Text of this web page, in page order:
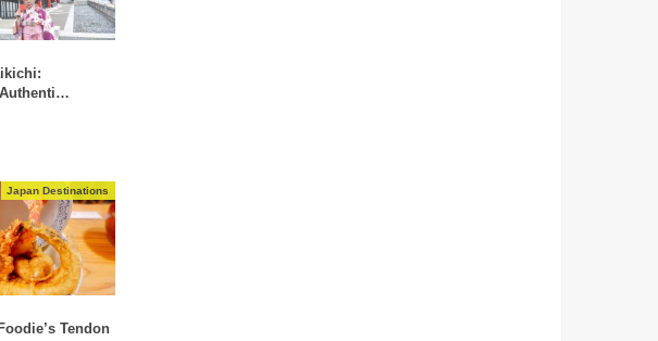
Japan Destinations
Tendon